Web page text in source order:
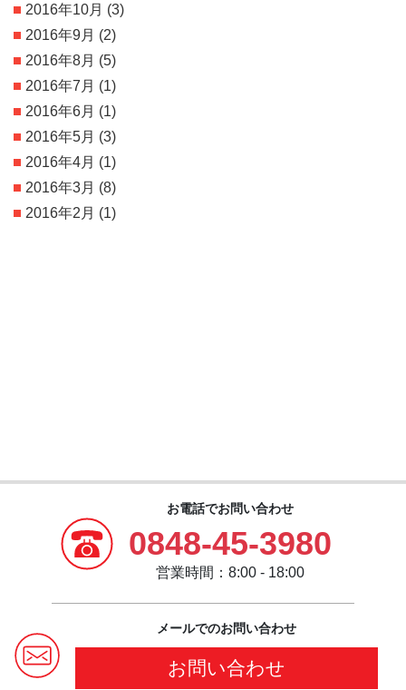
2016年10月 (3)
2016年9月 (2)
2016年8月 (5)
2016年7月 (1)
2016年6月 (1)
2016年5月 (3)
2016年4月 (1)
2016年3月 (8)
2016年2月 (1)
お電話でお問い合わせ
0848-45-3980
営業時間：8:00 - 18:00
メールでのお問い合わせ
お問い合わせ